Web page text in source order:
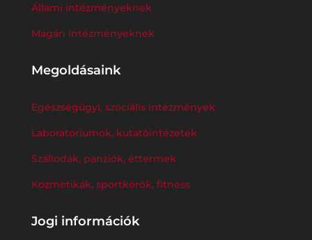
Állami intézményeknek
Magán intézményeknek
Megoldásaink
Egészségügyi, szociális intézmények
Laboratóriumok, kutatóintézetek
Szállodák, panziók, éttermek
Kozmetikák, sportkörök, fitness
Jogi információk